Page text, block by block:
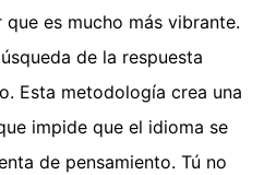
es mucho más vibrante.
de la respuesta
Esta metodología crea una
impide que el idioma se
de pensamiento. Tú no